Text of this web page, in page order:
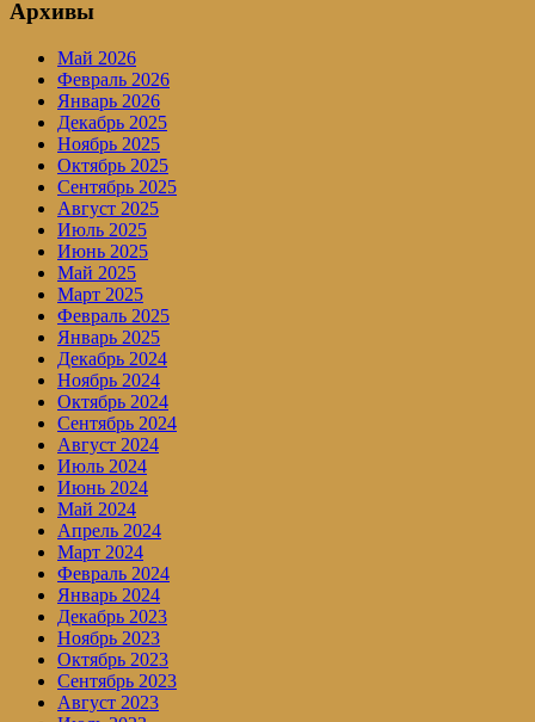
Архивы
Май 2026
Февраль 2026
Январь 2026
Декабрь 2025
Ноябрь 2025
Октябрь 2025
Сентябрь 2025
Август 2025
Июль 2025
Июнь 2025
Май 2025
Март 2025
Февраль 2025
Январь 2025
Декабрь 2024
Ноябрь 2024
Октябрь 2024
Сентябрь 2024
Август 2024
Июль 2024
Июнь 2024
Май 2024
Апрель 2024
Март 2024
Февраль 2024
Январь 2024
Декабрь 2023
Ноябрь 2023
Октябрь 2023
Сентябрь 2023
Август 2023